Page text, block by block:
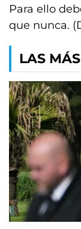
Para ello
que nunca.
LAS